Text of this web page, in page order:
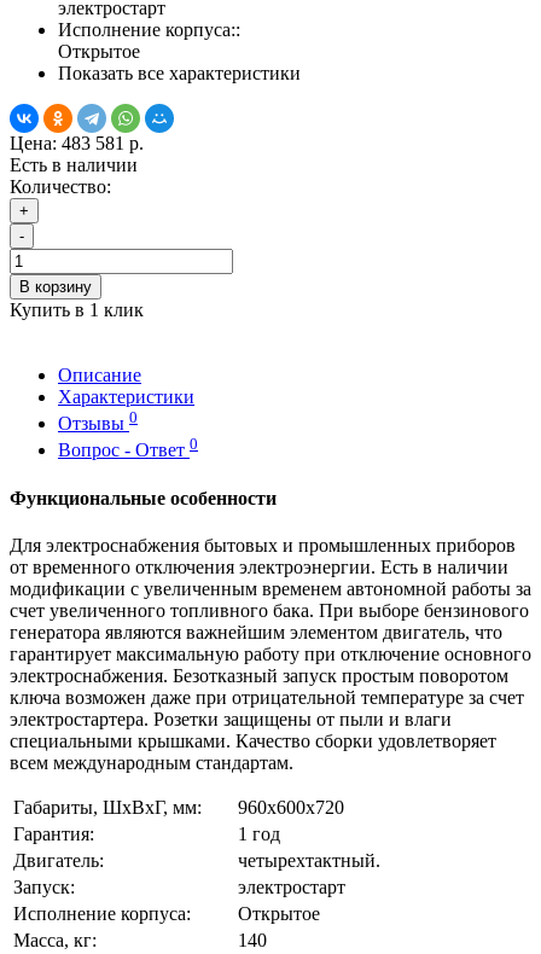
электростарт
Исполнение корпуса::
Открытое
Показать все характеристики
Цена: 483 581 р.
Есть в наличии
Количество:
+
-
В корзину
Купить в 1 клик
Описание
Характеристики
Отзывы 0
Вопрос - Ответ 0
Функциональные особенности
Для электроснабжения бытовых и промышленных приборов
от временного отключения электроэнергии. Есть в наличии
модификации с увеличенным временем автономной работы за
счет увеличенного топливного бака. При выборе бензинового
генератора являются важнейшим элементом двигатель, что
гарантирует максимальную работу при отключение основного
электроснабжения. Безотказный запуск простым поворотом
ключа возможен даже при отрицательной температуре за счет
электростартера. Розетки защищены от пыли и влаги
специальными крышками. Качество сборки удовлетворяет
всем международным стандартам.
Габариты, ШхВхГ, мм:
960x600x720
Гарантия:
1 год
Двигатель:
четырехтактный.
Запуск:
электростарт
Исполнение корпуса:
Открытое
Масса, кг:
140